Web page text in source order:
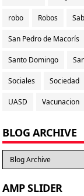
robo Robos
San Pedro de Macorís
Santo Domingo
Sociales Sociedad
UASD Vacunacion
BLOG ARCHIVE
AMP SLIDER